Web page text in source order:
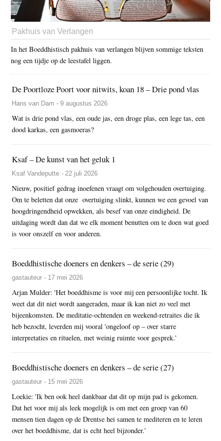
Pakhuis van Verlangen
In het Boeddhistisch pakhuis van verlangen blijven sommige teksten
nog een tijdje op de leestafel liggen.
De Poortloze Poort voor nitwits, koan 18 – Drie pond vlas
Hans van Dam - 9 augustus 2026
Wat is drie pond vlas, een oude jas, een droge plas, een lege tas, een
dood karkas, een gasmoeras?
Ksaf – De kunst van het geluk 1
Ksaf Vandeputte - 22 juli 2026
Nieuw, positief gedrag inoefenen vraagt om volgehouden overtuiging.
Om te beletten dat onze overtuiging slinkt, kunnen we een gevoel van
hoogdringendheid opwekken, als besef van onze eindigheid. De
uitdaging wordt dan dat we elk moment benutten om te doen wat goed
is voor onszelf en voor anderen.
Boeddhistische doeners en denkers – de serie (29)
gastauteur - 17 mei 2026
Arjan Mulder: 'Het boeddhisme is voor mij een persoonlijke tocht. Ik
weet dat dit niet wordt aangeraden, maar ik kan niet zo veel met
bijeenkomsten. De meditatie-ochtenden en weekend-retraites die ik
heb bezocht, leverden mij vooral 'ongeloof op – over starre
interpretaties en rituelen, met weinig ruimte voor gesprek.'
Boeddhistische doeners en denkers – de serie (27)
gastauteur - 15 mei 2026
Loekie: 'Ik ben ook heel dankbaar dat dit op mijn pad is gekomen.
Dat het voor mij als leek mogelijk is om met een groep van 60
mensen tien dagen op de Drentse hei samen te mediteren en te leren
over het boeddhisme, dat is echt heel bijzonder.’